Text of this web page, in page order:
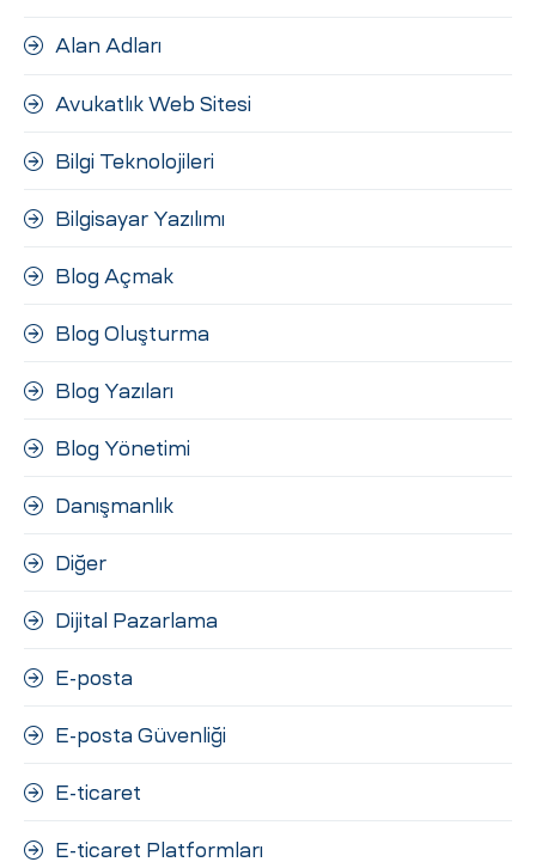
Alan Adları
Avukatlık Web Sitesi
Bilgi Teknolojileri
Bilgisayar Yazılımı
Blog Açmak
Blog Oluşturma
Blog Yazıları
Blog Yönetimi
Danışmanlık
Diğer
Dijital Pazarlama
E-posta
E-posta Güvenliği
E-ticaret
E-ticaret Platformları